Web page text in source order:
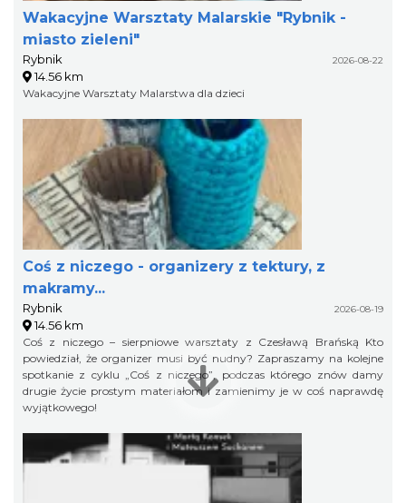
Wakacyjne Warsztaty Malarskie "Rybnik -
miasto zieleni"
Rybnik 2026-08-22
14.56 km
Wakacyjne Warsztaty Malarstwa dla dzieci
Coś z niczego - organizery z tektury, z
makramy...
Rybnik 2026-08-19
14.56 km
Coś z niczego – sierpniowe warsztaty z Czesławą Brańską Kto
powiedział, że organizer musi być nudny? Zapraszamy na kolejne
spotkanie z cyklu „Coś z niczego”, podczas którego znów damy
drugie życie prostym materiałom i zamienimy je w coś naprawdę
wyjątkowego!